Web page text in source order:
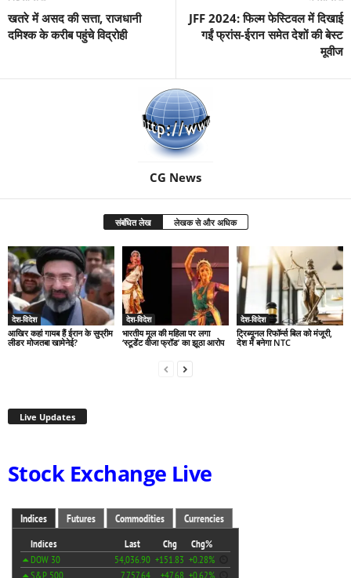
खतरे में असद की सत्ता, राजधानी
दमिश्क के करीब पहुंचे विद्रोही
JFF 2024: फिल्म फेस्टिवल में दिखाई
गईं फ्रांस-ईरान समेत देशों की बेस्ट
मूवीज
CG News
संबंधित लेख लेखक से और अधिक
देश-विदेश
आखिर कहां गायब हैं ईरान के सुप्रीम
लीडर मोजतबा खामेनेई?
देश-विदेश
भारतीय मूल की महिला पर लगा
‘स्टूडेंट वीजा फ्रॉड’ का झूठा आरोप
देश-विदेश
ट्रिब्यूनल रिफॉर्म्स बिल को मंजूरी,
देश में बनेगा NTC
Live Updates
Stock Exchange Live